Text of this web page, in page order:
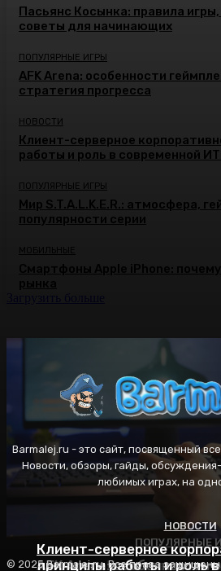
ПОПУЛЯРНЫЕ
Пасьянс Косынка:
ПОПУЛЯРНЫЕ
AFK Arena: особенности
НОВОСТИ
Клиент-серверное
принципы работы и роль
Пасьянс Косынка: правила
советы для начинающих
ПОПУЛЯРНЫЕ ИГРЫ
AFK Arena: особенности
стратегия прогресса
НОВОСТИ
Клиент-серверное
работы и роль в современной
ПОПУЛЯРНЫЕ ИГРЫ
Мир S.T.A.L.K.E.R.: атмосфера,
популярности серии
МОБИЛЬНЫЕ
Смартфоны Apple iPhone:
Barmalej.ru - это сайт, посвященный
Новости, обзоры, гайды,
любимых играх, на
© 2025 Barmalej.ru. Все права